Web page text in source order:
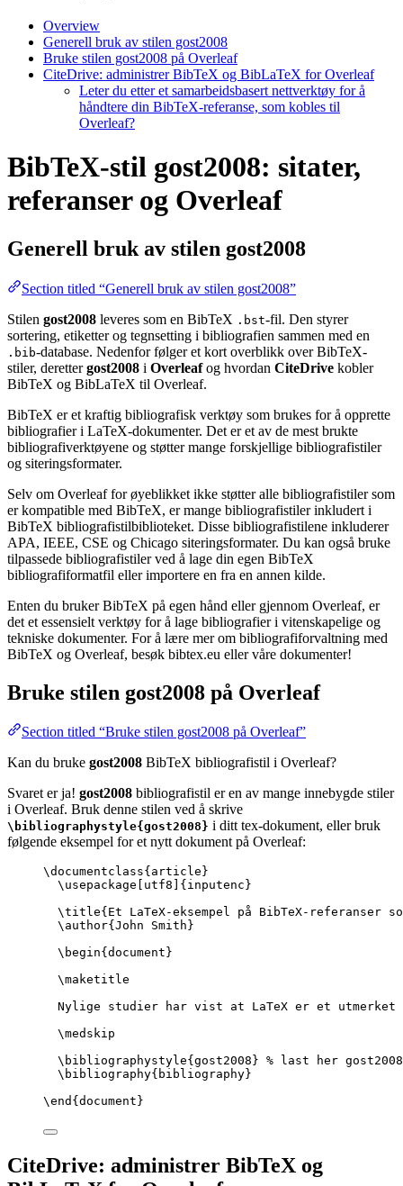
Overview
Generell bruk av stilen gost2008
Bruke stilen gost2008 på Overleaf
CiteDrive: administrer BibTeX og BibLaTeX for Overleaf
Leter du etter et samarbeidsbasert nettverktøy for å
håndtere din BibTeX-referanse, som kobles til
Overleaf?
BibTeX-stil gost2008: sitater,
referanser og Overleaf
Generell bruk av stilen gost2008
Section titled “Generell bruk av stilen gost2008”
Stilen gost2008 leveres som en BibTeX .bst-fil. Den styrer
sortering, etiketter og tegnsetting i bibliografien sammen med en
.bib-database. Nedenfor følger et kort overblikk over BibTeX-
stiler, derettergost2008 i Overleafog hvordan CiteDrive kobler
BibTeX og BibLaTeX til Overleaf.
BibTeX er et kraftig bibliografisk verktøy som brukes for å opprette
bibliografier i LaTeX-dokumenter. Det er et av de mest brukte
bibliografiverktøyene og støtter mange forskjellige bibliografistiler
og siteringsformater.
Selv om Overleaf for øyeblikket ikke støtter alle bibliografistiler som
er kompatible med BibTeX, er mange bibliografistiler inkludert i
BibTeX bibliografistilbiblioteket. Disse bibliografistilene inkluderer
APA, IEEE, CSE og Chicago siteringsformater. Du kan også bruke
tilpassede bibliografistiler ved å lage din egen BibTeX
bibliografiformatfil eller importere en fra en annen kilde.
Enten du bruker BibTeX på egen hånd eller gjennom Overleaf, er
det et essensielt verktøy for å lage bibliografier i vitenskapelige og
tekniske dokumenter. For å lære mer om bibliografiforvaltning med
BibTeX og Overleaf, besøk bibtex.eu eller våre dokumenter!
Bruke stilen gost2008 på Overleaf
Section titled “Bruke stilen gost2008 på Overleaf”
Kan du bruke gost2008 BibTeX bibliografistil i Overleaf?
Svaret er ja! gost2008 bibliografistil er en av mange innebygde stiler
i Overleaf. Bruk denne stilen ved å skrive
\bibliographystyle{gost2008} i ditt tex-dokument, eller bruk
følgende eksempel for et nytt dokument på Overleaf:
\documentclass{ article }
\usepackage
utf8 ]{ inputenc }
\title{Et LaTeX-eksempel på BibTeX-
\author{John Smith}
\begin{ document }
\maketitle
Nylige studier har vist at LaTeX er et utmerket
\medskip
\bibliographystyle{gost2008} % last her
\bibliography{bibliography}
\end { document }
CiteDrive: administrer BibTeX og